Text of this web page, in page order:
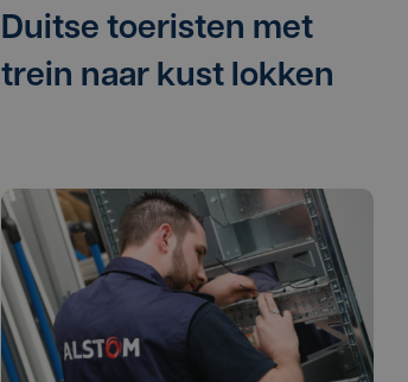
Duitse toeristen met
trein naar kust lokken